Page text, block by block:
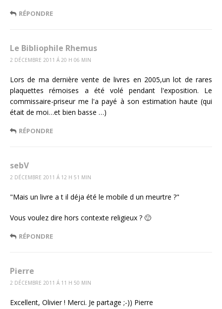
RÉPONDRE
Le Bibliophile Rhemus
2 DÉCEMBRE 2011 Á 20 H 06 MIN
Lors de ma dernière vente de livres en 2005,un lot de rares
plaquettes rémoises a été volé pendant l'exposition. Le
commissaire-priseur me l'a payé à son estimation haute (qui
était de moi…et bien basse …)
RÉPONDRE
sebV
2 DÉCEMBRE 2011 Á 12 H 51 MIN
"Mais un livre a t il déja été le mobile d un meurtre ?"
Vous voulez dire hors contexte religieux ? 🙂
RÉPONDRE
Pierre
2 DÉCEMBRE 2011 Á 11 H 50 MIN
Excellent, Olivier ! Merci. Je partage ;-)) Pierre